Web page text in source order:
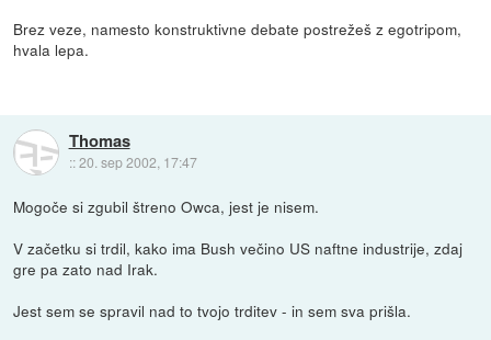
Brez veze, namesto konstruktivne debate postrežeš z egotripom,
hvala lepa.
Thomas
::20. sep 2002, 17:47
Mogoče si zgubil štreno Owca, jest je nisem.
V začetku si trdil, kako ima Bush večino US naftne industrije, zdaj
gre pa zato nad Irak.
Jest sem se spravil nad to tvojo trditev - in sem sva prišla.